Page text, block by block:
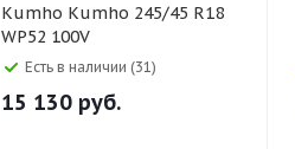
Kumho Kumho 245/45 R18
WP52 100V
Есть в наличии (31)
15 130 руб.